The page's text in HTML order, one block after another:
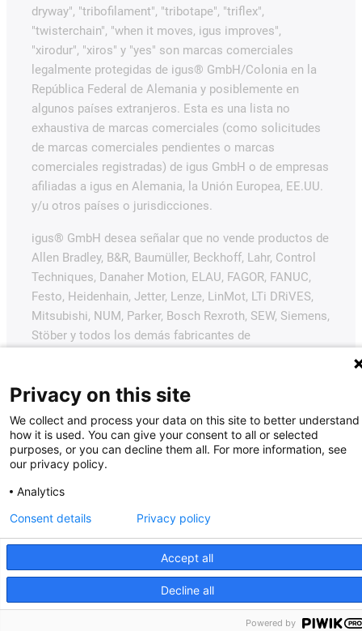
dryway", "tribofilament", "tribotape", "triflex",
"twisterchain", "when it moves, igus improves",
"xirodur", "xiros" y "yes" son marcas comerciales
legalmente protegidas de igus® GmbH/Colonia en la
República Federal de Alemania y posiblemente en
algunos países extranjeros. Esta es una lista no
exhaustiva de marcas comerciales (como solicitudes
de marcas comerciales pendientes o marcas
comerciales registradas) de igus GmbH o de empresas
afiliadas a igus en Alemania, la Unión Europea, EE.UU.
y/u otros países o jurisdicciones.
igus® GmbH desea señalar que no vende productos de
Allen Bradley, B&R, Baumüller, Beckhoff, Lahr, Control
Techniques, Danaher Motion, ELAU, FAGOR, FANUC,
Festo, Heidenhain, Jetter, Lenze, LinMot, LTi DRiVES,
Mitsubishi, NUM, Parker, Bosch Rexroth, SEW, Siemens,
Stöber y todos los demás fabricantes de
GmbH.
Privacy on this site
We collect and process your data on this site to better understand
how it is used. You can give your consent to all or selected
purposes, or you can decline them all. For more information, see
our privacy policy.
Analytics
Accept all
Decline all
Consent details Privacy policy
Powered by